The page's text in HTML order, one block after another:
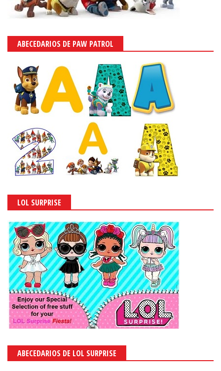
ABECEDARIOS DE PAW PATROL
LOL SURPRISE
ABECEDARIOS DE LOL SURPRISE